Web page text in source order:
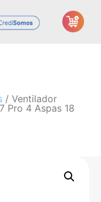
/ Ventilador
Pro 4 Aspas 18